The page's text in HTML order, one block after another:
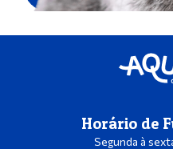
Horário de
Segunda à